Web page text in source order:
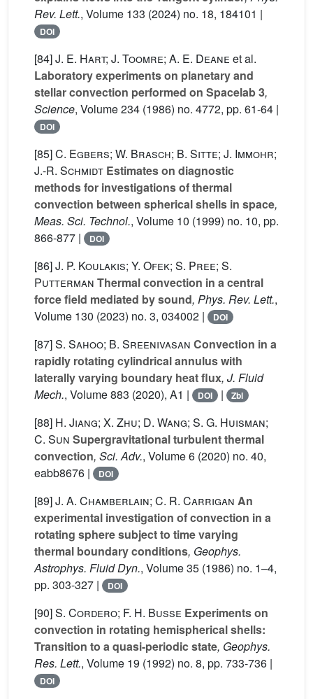
Rev. Lett., Volume 133 (2024) no. 18, 184101 |
DOI
[84]J. E. Hart; J. Toomre; A. E. Deane et al.
Laboratory experiments on planetary and
stellar convection performed on Spacelab 3,
Science, Volume 234 (1986) no. 4772, pp. 61-64 |
DOI
[85]C. Egbers; W. Brasch; B. Sitte; J. Immohr;
J.-R. Schmidt Estimates on diagnostic
methods for investigations of thermal
convection between spherical shells in space,
Meas. Sci. Technol., Volume 10 (1999) no. 10, pp.
866-877 |
DOI
[86]J. P. Koulakis; Y. Ofek; S. Pree; S.
Putterman Thermal convection in a central
force field mediated by sound, Phys. Rev. Lett.,
Volume 130 (2023) no. 3, 034002 | DOI
[87]S. Sahoo; B. Sreenivasan Convection in a
rapidly rotating cylindrical annulus with
laterally varying boundary heat flux, J. Fluid
Mech., Volume 883 (2020), A1 | DOI | Zbl
[88] H. Jiang; X. Zhu; D. Wang; S. G. Huisman;
C. Sun Supergravitational turbulent thermal
convection, Sci. Adv., Volume 6 (2020) no. 40,
eabb8676 |
DOI
[89]J. A. Chamberlain; C. R. Carrigan An
experimental investigation of convection in a
rotating sphere subject to time varying
thermal boundary conditions, Geophys.
Astrophys. Fluid Dyn., Volume 35 (1986) no. 1–4,
pp. 303-327 |
DOI
[90]S. Cordero; F. H. Busse Experiments on
convection in rotating hemispherical shells:
Transition to a quasi-periodic state, Geophys.
Res. Lett., Volume 19 (1992) no. 8, pp. 733-736 |
DOI